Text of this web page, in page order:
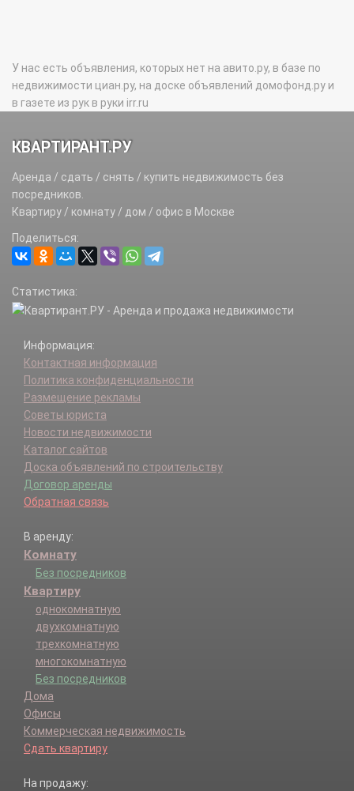
У нас есть объявления, которых нет на авито.ру, в базе по
недвижимости циан.ру, на доске объявлений домофонд.ру и
в газете из рук в руки irr.ru
КВАРТИРАНТ.РУ
Аренда / сдать / снять / купить недвижимость без
посредников.
Квартиру / комнату / дом / офис в Москве
Поделиться:
Статистика:
Информация:
Контактная информация
Политика конфиденциальности
Размещение рекламы
Советы юриста
Новости недвижимости
Каталог сайтов
Доска объявлений по строительству
Договор аренды
Обратная связь
В аренду:
Комнату
Без посредников
Квартиру
однокомнатную
двухкомнатную
трехкомнатную
многокомнатную
Без посредников
Дома
Офисы
Коммерческая недвижимость
Сдать квартиру
На продажу: